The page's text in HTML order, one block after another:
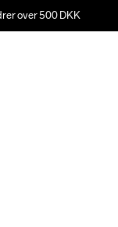
over 500 DKK